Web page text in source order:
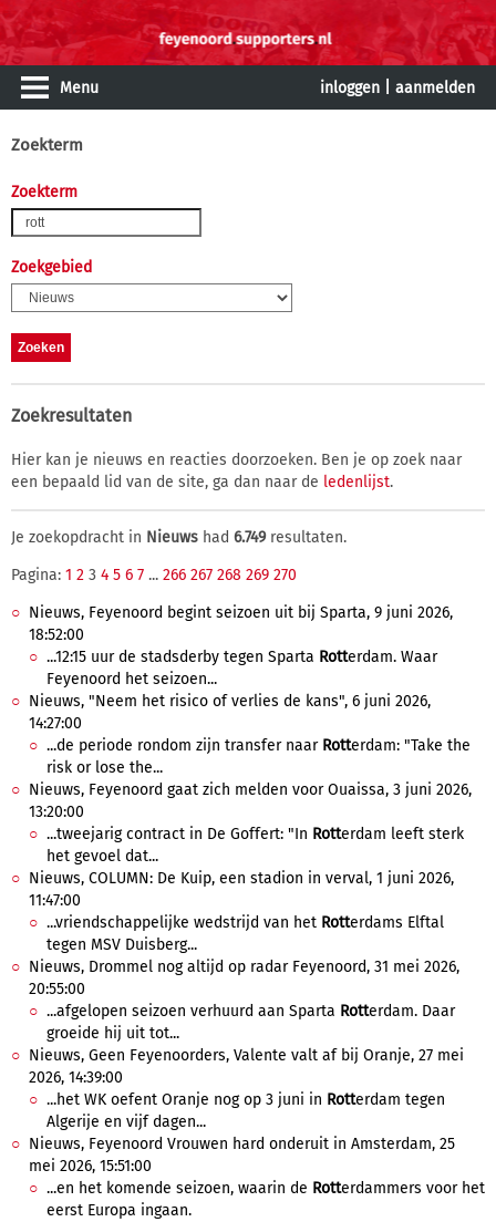
Menu inloggen aanmelden
Zoekterm
Zoekterm
Zoekgebied
Zoekresultaten
Hier kan je nieuws en reacties doorzoeken. Ben je op zoek naar
een bepaald lid van de site, ga dan naar de ledenlijst.
Je zoekopdracht in Nieuws had 6.749resultaten.
Pagina: 1 2 3 4 5 6 7 ... 266 267 268 269 270
Nieuws, Feyenoord begint seizoen uit bij Sparta, 9 juni 2026,
18:52:00
...12:15 uur de stadsderby tegen Sparta Rotterdam. Waar
Feyenoord het seizoen...
Nieuws, "Neem het risico of verlies de kans", 6 juni 2026,
14:27:00
...de periode rondom zijn transfer naar Rotterdam: "Take the
risk or lose the...
Nieuws, Feyenoord gaat zich melden voor Ouaissa, 3 juni 2026,
13:20:00
...tweejarig contract in De Goffert: "In Rotterdam leeft sterk
het gevoel dat...
Nieuws, COLUMN: De Kuip, een stadion in verval, 1 juni 2026,
11:47:00
...vriendschappelijke wedstrijd van het Rotterdams Elftal
tegen MSV Duisberg...
Nieuws, Drommel nog altijd op radar Feyenoord, 31 mei 2026,
20:55:00
...afgelopen seizoen verhuurd aan Sparta Rotterdam. Daar
groeide hij uit tot...
Nieuws, Geen Feyenoorders, Valente valt af bij Oranje, 27 mei
2026, 14:39:00
...het WK oefent Oranje nog op 3 juni in Rotterdam tegen
Algerije en vijf dagen...
Nieuws, Feyenoord Vrouwen hard onderuit in Amsterdam, 25
mei 2026, 15:51:00
...en het komende seizoen, waarin de Rotterdammers voor het
eerst Europa ingaan.